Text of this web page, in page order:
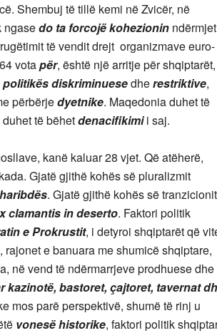
Shembuj të tillë kemi në Zvicër, në
ngasedo ta forcojë kohezionin ndërmjet
të vendit drejt organizmave euro-
votapër, është një arritje për shqiptarët,
politikës diskriminuesedherestriktive,
përbërjedyetnike. Maqedonia duhet të
të bëhetdenacifikimii saj.
kanë kaluar 28 vjet. Që atëherë,
Gjatë gjithë kohës së pluralizmit
. Gjatë gjithë kohës së
clamantis in deserto. Faktori politik
e Prokrustit, i detyroi shqiptarët që
e banuara me shumicë shqiptare,
në vend të ndërmarrjeve prodhuese dhe
kazinotë, bastoret, çajtoret, tavernat
mos parë perspektivë, shumë të rinj u
vonesë historike, faktori politik